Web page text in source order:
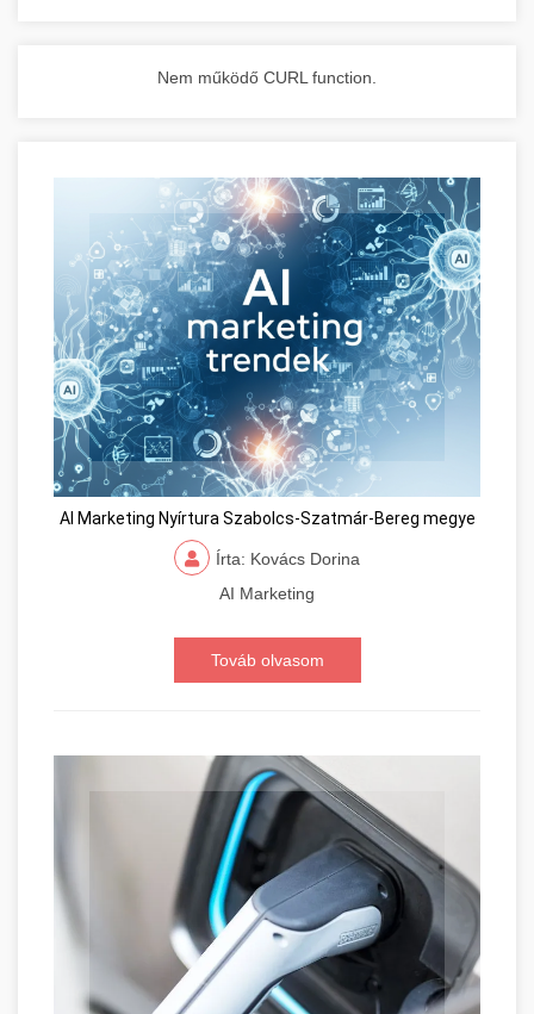
Nem működő CURL function.
AI Marketing Nyírtura Szabolcs-Szatmár-Bereg megye
Írta: Kovács Dorina
AI Marketing
Továb olvasom